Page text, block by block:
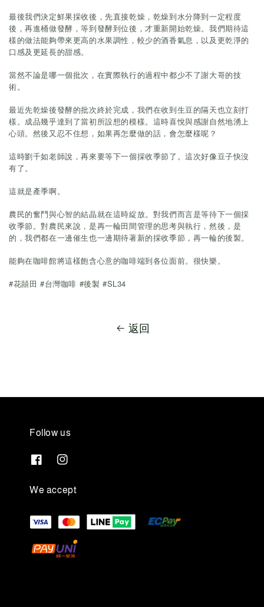
最後我們決定鮮果採收後，先直接乾燥，乾燥到水分降到一定程度
後，再進桶做發酵，等到發酵到位後，才重新開始乾燥。我們期待這
樣的做法能夠帶來更高的水果調性，較少的酒香氣息，以及更乾淨的
口感及更延長的甜感。
當然不論是哪一個批次，在實際執行的過程中都少不了謝大哥的技
術。
最近先乾燥後發酵的批次終於完成，我們在收到生豆的隔天也立刻打
樣。成品幾乎達到了當初所設想的模樣。這時喜悅與感謝自然地湧上
心頭。然後又忍不住想，如果再怎麼做的話，會怎麼樣呢？
這時劉千如老師說，再來要等下一個採收季節了。這次好像豆子快沒
有了。
這就是產季啊。
農民的奮鬥與心智的結晶就在這時綻放。對我們而言是等待下一個採
收季節。對農民來說，是再一輪田間管理的思考與執行，然後，是
的，我們都在一邊催生也一邊期待著新的採收季節，再一輪的後製。
能夠在咖啡館將這樣飽含心意的咖啡端到各位面前。很快樂。
#花囍田 #台灣咖啡 #後製 #SL34
返回
Follow us
We accept